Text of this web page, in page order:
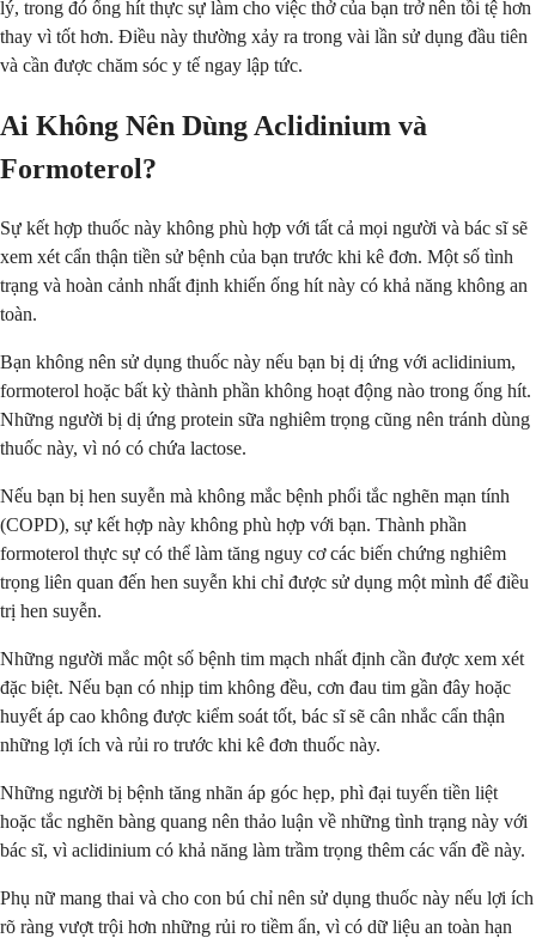
lý, trong đó ống hít thực sự làm cho việc thở của bạn trở nên tồi tệ hơn
thay vì tốt hơn. Điều này thường xảy ra trong vài lần sử dụng đầu tiên
và cần được chăm sóc y tế ngay lập tức.
Ai Không Nên Dùng Aclidinium và
Formoterol?
Sự kết hợp thuốc này không phù hợp với tất cả mọi người và bác sĩ sẽ
xem xét cẩn thận tiền sử bệnh của bạn trước khi kê đơn. Một số tình
trạng và hoàn cảnh nhất định khiến ống hít này có khả năng không an
toàn.
Bạn không nên sử dụng thuốc này nếu bạn bị dị ứng với aclidinium,
formoterol hoặc bất kỳ thành phần không hoạt động nào trong ống hít.
Những người bị dị ứng protein sữa nghiêm trọng cũng nên tránh dùng
thuốc này, vì nó có chứa lactose.
Nếu bạn bị hen suyễn mà không mắc bệnh phổi tắc nghẽn mạn tính
(COPD), sự kết hợp này không phù hợp với bạn. Thành phần
formoterol thực sự có thể làm tăng nguy cơ các biến chứng nghiêm
trọng liên quan đến hen suyễn khi chỉ được sử dụng một mình để điều
trị hen suyễn.
Những người mắc một số bệnh tim mạch nhất định cần được xem xét
đặc biệt. Nếu bạn có nhịp tim không đều, cơn đau tim gần đây hoặc
huyết áp cao không được kiểm soát tốt, bác sĩ sẽ cân nhắc cẩn thận
những lợi ích và rủi ro trước khi kê đơn thuốc này.
Những người bị bệnh tăng nhãn áp góc hẹp, phì đại tuyến tiền liệt
hoặc tắc nghẽn bàng quang nên thảo luận về những tình trạng này với
bác sĩ, vì aclidinium có khả năng làm trầm trọng thêm các vấn đề này.
Phụ nữ mang thai và cho con bú chỉ nên sử dụng thuốc này nếu lợi ích
rõ ràng vượt trội hơn những rủi ro tiềm ẩn, vì có dữ liệu an toàn hạn